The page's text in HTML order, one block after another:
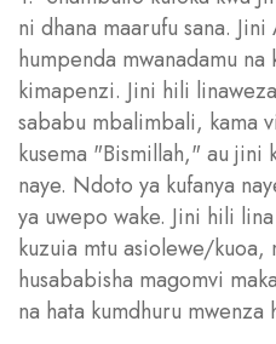
ni dhana maarufu sana.
humpenda mwanadamu na
kimapenzi. Jini hili
sababu mbalimbali, kama
kusema "Bismillah," au jini
naye. Ndoto ya kufanya
ya uwepo wake. Jini hili
kuzuia mtu asiolewe/kuoa,
husababisha magomvi
na hata kumdhuru mwenza